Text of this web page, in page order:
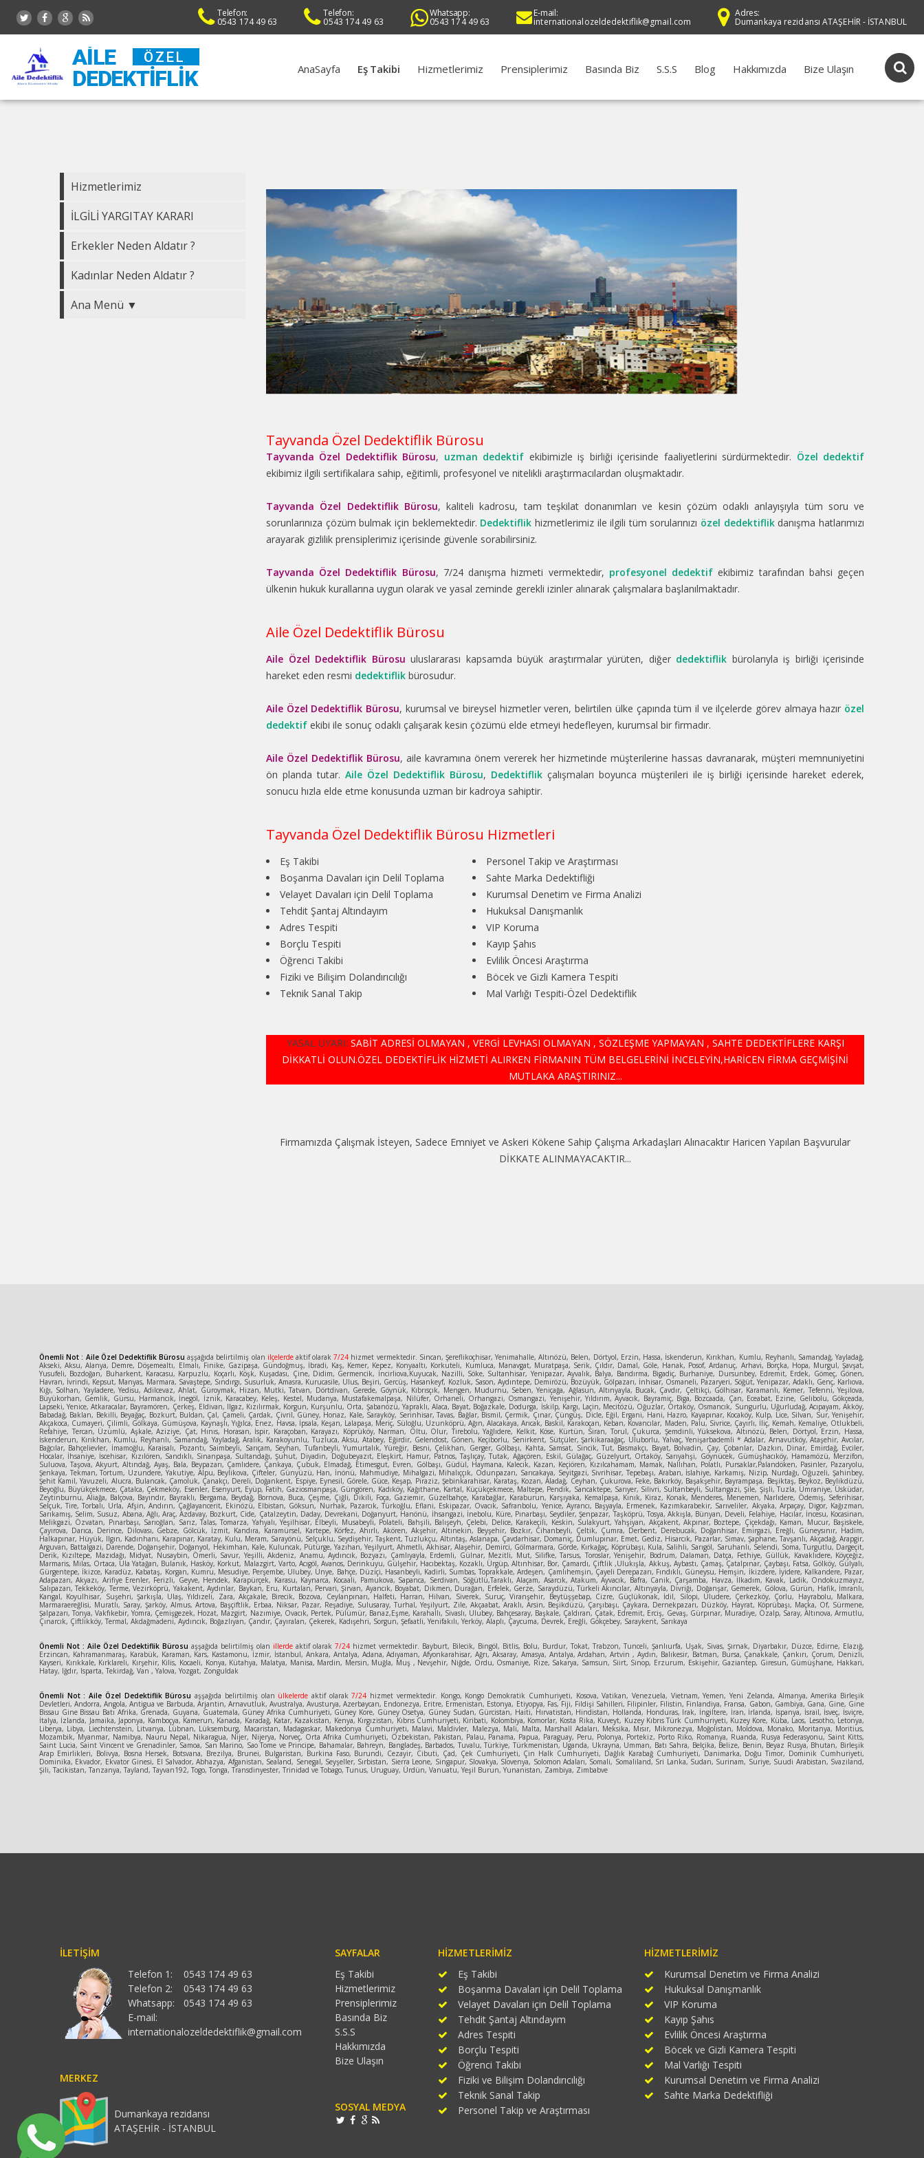
Telefon:
0543 174 49 63
Telefon:
0543 174 49 63
Whatsapp:
0543 174 49 63
E-mail:
internationalozeldedektiflik@gmail.com
Adres:
Dumankaya rezidansı ATAŞEHİR - İSTANBUL
AILE ÖZEL
DEDEKTIFLIK AnaSayfa Eş Takibi Hizmetlerimiz Prensiplerimiz Basında Biz S.S.S Blog Hakkımızda Bize Ulaşın
Hizmetlerimiz
İLGİLİ YARGITAY KARARI
Erkekler Neden Aldatır ?
Kadınlar Neden Aldatır ?
Ana Menü ▼
Tayvanda Özel Dedektiflik Bürosu
Tayvanda Özel Dedektiflik Bürosu, uzman dedektif ekibimizle iş birliği içerisinde faaliyetlerini sürdürmektedir. Özel dedektif
ekibimiz ilgili sertifikalara sahip, eğitimli, profesyonel ve nitelikli araştırmacılardan oluşmaktadır.
Tayvanda Özel Dedektiflik Bürosu, kaliteli kadrosu, tam teşkilat donanımları ve kesin çözüm odaklı anlayışıyla tüm soru ve
sorunlarınıza çözüm bulmak için beklemektedir. Dedektiflik hizmetlerimiz ile ilgili tüm sorularınızı özel dedektiflikdanışma hatlarımızı
arayarak gizlilik prensiplerimiz içerisinde güvenle sorabilirsiniz.
Tayvanda Özel Dedektiflik Bürosu, 7/24 danışma hizmeti vermektedir, profesyonel dedektif ekibimiz tarafından bahsi geçen
ülkenin hukuk kurallarına uygun olarak ve yasal zeminde gerekli izinler alınarak çalışmalara başlanılmaktadır.
Aile Özel Dedektiflik Bürosu
Aile Özel Dedektiflik Bürosu uluslararası kapsamda büyük araştırmalar yürüten, diğer dedektiflik bürolarıyla iş birliği içerisinde
hareket eden resmi dedektiflik bürosudur.
Aile Özel Dedektiflik Bürosu, kurumsal ve bireysel hizmetler veren, belirtilen ülke çapında tüm il ve ilçelerde görev almaya hazır özel
dedektif ekibi ile sonuç odaklı çalışarak kesin çözümü elde etmeyi hedefleyen, kurumsal bir firmadır.
Aile Özel Dedektiflik Bürosu, aile kavramına önem vererek her hizmetinde müşterilerine hassas davranarak, müşteri memnuniyetini
ön planda tutar. Aile Özel Dedektiflik Bürosu, Dedektiflik çalışmaları boyunca müşterileri ile iş birliği içerisinde hareket ederek,
sonucu hızla elde etme konusunda uzman bir kadroya sahiptir.
Tayvanda Özel Dedektiflik Bürosu Hizmetleri
Eş Takibi
Boşanma Davaları için Delil Toplama
Velayet Davaları için Delil Toplama
Tehdit Şantaj Altındayım
Adres Tespiti
Borçlu Tespiti
Öğrenci Takibi
Fiziki ve Bilişim Dolandırıcılığı
Teknik Sanal Takip
Personel Takip ve Araştırması
Sahte Marka Dedektifliği
Kurumsal Denetim ve Firma Analizi
Hukuksal Danışmanlık
VIP Koruma
Kayıp Şahıs
Evlilik Öncesi Araştırma
Böcek ve Gizli Kamera Tespiti
Mal Varlığı Tespiti-Özel Dedektiflik
YASAL UYARI: SABİT ADRESİ OLMAYAN , VERGİ LEVHASI OLMAYAN , SÖZLEŞME YAPMAYAN , SAHTE DEDEKTİFLERE KARŞI
DİKKATLİ OLUN.ÖZEL DEDEKTİFLİK HİZMETİ ALIRKEN FİRMANIN TÜM BELGELERİNİ İNCELEYİN,HARİCEN FİRMA GEÇMİŞİNİ
MUTLAKA ARAŞTIRINIZ...
Firmamızda Çalışmak İsteyen, Sadece Emniyet ve Askeri Kökene Sahip Çalışma Arkadaşları Alınacaktır Haricen Yapılan Başvurular
DİKKATE ALINMAYACAKTIR...
Önemli Not : Aile Özel Dedektiflik Bürosu aşşağıda belirtilmiş olan ilçelerdeaktif olarak7/24 hizmet vermektedir. Sincan, Şereflikoçhisar, Yenimahalle, Altınözü, Belen, Dörtyol, Erzin, Hassa, İskenderun, Kırıkhan, Kumlu, Reyhanlı, Samandağ, Yayladağ,
Akseki, Aksu, Alanya, Demre, Döşemealtı, Elmalı, Finike, Gazipaşa, Gündoğmuş, İbradi, Kaş, Kemer, Kepez, Konyaaltı, Korkuteli, Kumluca, Manavgat, Muratpaşa, Serik, Çıldır, Damal, Göle, Hanak, Posof, Ardanuç, Arhavi, Borçka, Hopa, Murgul, Şavşat,
Yusufeli, Bozdoğan, Buharkent, Karacasu, Karpuzlu, Koçarlı, Köşk, Kuşadası, Çine, Didim, Germencik, İncirliova,Kuyucak, Nazilli, Söke, Sultanhisar, Yenipazar, Ayvalık, Balya, Bandırma, Bigadiç, Burhaniye, Dursunbey, Edremit, Erdek, Gömeç, Gönen,
Havran, İvrindi, Kepsut, Manyas, Marmara, Savaştepe, Sındırgı, Susurluk, Amasra, Kurucasile, Ulus, Beşiri, Gercüş, Hasankeyf, Kozluk, Sason, Aydıntepe, Demirözü, Bozüyük, Gölpazarı, İnhisar, Osmaneli, Pazaryeri, Söğüt, Yenipazar, Adaklı, Genç, Karlıova,
Kığı, Solhan, Yayladere, Yedisu, Adilcevaz, Ahlat, Güroymak, Hizan, Mutki, Tatvan, Dörtdivan, Gerede, Göynük, Kıbrısçık, Mengen, Mudurnu, Seben, Yeniçağa, Ağlasun, Altınyayla, Bucak, Çavdır, Çeltikçi, Gölhisar, Karamanlı, Kemer, Tefenni, Yeşilova,
Büyükorhan, Gemlik, Gürsu, Harmancık, İnegöl, İznik, Karacabey, Keleş, Kestel, Mudanya, Mustafakemalpaşa, Nilüfer, Orhaneli, Orhangazi, Osmangazi, Yenişehir, Yıldırım, Ayvacık, Bayramiç, Biga, Bozcaada, Çan, Eceabat, Ezine, Gelibolu, Gökçeada,
Lapseki, Yenice, Atkaracalar, Bayramören, Çerkeş, Eldivan, Ilgaz, Kızılırmak, Korgun, Kurşunlu, Orta, Şabanözü, Yapraklı, Alaca, Bayat, Boğazkale, Dodurga, İskilp, Kargı, Laçin, Mecitözü, Oğuzlar, Ortaköy, Osmancık, Sungurlu, Uğurludağ, Acıpayam, Akköy,
Babadağ, Baklan, Bekilli, Beyağaç, Bozkurt, Buldan, Çal, Çameli, Çardak, Çivril, Güney, Honaz, Kale, Sarayköy, Serinhisar, Tavas, Bağlar, Bismil, Çermik, Çınar, Çüngüş, Dicle, Eğil, Ergani, Hani, Hazro, Kayapınar, Kocaköy, Kulp, Lice, Silvan, Sur, Yenişehir,
Akçakoca, Cumayeri, Çilimli, Gölkaya, Gümüşova, Kaynaşlı, Yığılca, Enez, Havsa, İpsala, Keşan, Lalapaşa, Meriç, Süloğlu, Uzunköprü, Ağın, Alacakaya, Arıcak, Baskil, Karakoçan, Keban, Kovancılar, Maden, Palu, Sivrice, Çayırlı, İliç, Kemah, Kemaliye, Otlukbeli,
Refahiye, Tercan, Üzümlü, Aşkale, Aziziye, Çat, Hınıs, Horasan, İspir, Karaçoban, Karayazı, Köprüköy, Narman, Oltu, Olur, Tirebolu, Yağlıdere, Kelkit, Köse, Kürtün, Siran, Torul, Çukurca, Şemdinli, Yüksekova, Altınözü, Belen, Dörtyol, Erzin, Hassa,
İskenderun, Kırıkhan, Kumlu, Reyhanlı, Samandağ, Yayladağ, Aralık, Karakoyunlu, Tuzluca, Aksu, Atabey, Eğirdir, Gelendost, Gönen, Keçiborlu, Senirkent, Sütçüler, Şarkikaraağaç, Uluborlu, Yalvaç, Yenişarbademli * Adalar, Arnavutköy, Ataşehir, Avcılar,
Bağcılar, Bahçelievler, İmamoğlu, Karaisalı, Pozantı, Saimbeyli, Sarıçam, Seyhan, Tufanbeyli, Yumurtalık, Yüreğir, Besni, Çelikhan, Gerger, Gölbaşı, Kahta, Samsat, Sincik, Tut, Basmakçı, Bayat, Bolvadin, Çay, Çobanlar, Dazkırı, Dinar, Emirdağ, Evciler,
Hocalar, İhsaniye, İscehisar, Kızılören, Sandıklı, Sinanpaşa, Sultandağı, Şuhut, Diyadin, Doğubeyazıt, Eleşkirt, Hamur, Patnos, Taşlıçay, Tutak, Ağaçören, Eskil, Gülağaç, Güzelyurt, Ortaköy, Sarıyahşi, Göynücek, Gümüşhacıköy, Hamamözü, Merzifon,
Suluova, Taşova, Akyurt, Altındağ, Ayaş, Bala, Beypazarı, Çamlıdere, Çankaya, Çubuk, Elmadağ, Etimesgut, Evren, Gölbaşı, Güdül, Haymana, Kalecik, Kazan, Keçiören, Kızılcahamam, Mamak, Nallıhan, Polatlı, Pursaklar,Palandöken, Pasinler, Pazaryolu,
Şenkaya, Tekman, Tortum, Uzundere, Yakutiye, Alpu, Beylikova, Çifteler, Günyüzü, Han, İnönü, Mahmudiye, Mihalgazi, Mihalıççık, Odunpazarı, Sarıcakaya, Seyitgazi, Sivrihisar, Tepebaşı, Araban, İslahiye, Karkamış, Nizip, Nurdağı, Oğuzeli, Şahinbey,
Şehit Kamil, Yavuzeli, Alucra, Bulancak, Çamoluk, Çanakçı, Dereli, Doğankent, Espiye, Eynesil, Görele, Güce, Keşap, Piraziz, Şebinkarahisar, Karataş, Kozan, Aladağ, Ceyhan, Çukurova, Feke, Bakırköy, Başakşehir, Bayrampaşa, Beşiktaş, Beykoz, Beylikdüzü,
Beyoğlu, Büyükçekmece, Çatalca, Çekmeköy, Esenler, Esenyurt, Eyüp, Fatih, Gaziosmanpaşa, Güngören, Kadıköy, Kağıthane, Kartal, Küçükçekmece, Maltepe, Pendik, Sancaktepe, Sarıyer, Silivri, Sultanbeyli, Sultangazi, Şile, Şişli, Tuzla, Ümraniye, Üsküdar,
Zeytinburnu, Aliağa, Balçova, Bayındır, Bayraklı, Bergama, Beydağ, Bornova, Buca, Çeşme, Çiğli, Dikili, Foça, Gaziemir, Güzelbahçe, Karabağlar, Karaburun, Karşıyaka, Kemalpaşa, Kınık, Kiraz, Konak, Menderes, Menemen, Narlıdere, Ödemiş, Seferihisar,
Selçuk, Tire, Torbalı, Urla, Afşin, Andırın, Çağlayancerit, Ekinözü, Elbistan, Göksun, Nurhak, Pazarcık, Türkoğlu, Eflani, Eskipazar, Ovacık, Safranbolu, Yenice, Ayrancı, Başyayla, Ermenek, Kazımkarabekir, Sarıveliler, Akyaka, Arpaçay, Digor, Kağızman,
Sarıkamış, Selim, Susuz, Abana, Ağlı, Araç, Azdavay, Bozkurt, Cide, Çatalzeytin, Daday, Devrekani, Doğanyurt, Hanönü, İhsangazi, İnebolu, Küre, Pınarbaşı, Seydiler, Şenpazar, Taşköprü, Tosya, Akkışla, Bünyan, Develi, Felahiye, Hacılar, İncesu, Kocasinan,
Melikgazi, Özvatan, Pınarbaşı, Sarıoğlan, Sarız, Talas, Tomarza, Yahyalı, Yeşilhisar, Elbeyli, Musabeyli, Polateli, Bahşili, Balışeyh, Çelebi, Delice, Karakeçili, Keskin, Sulakyurt, Yahşiyan, Akçakent, Akpınar, Boztepe, Çiçekdağı, Kaman, Mucur, Başiskele,
Çayırova, Darıca, Derince, Dilovası, Gebze, Gölcük, İzmit, Kandıra, Karamürsel, Kartepe, Körfez, Ahırlı, Akören, Akşehir, Altınekin, Beyşehir, Bozkır, Cihanbeyli, Çeltik, Çumra, Derbent, Derebucak, Doğanhisar, Emirgazi, Ereğli, Güneysınır, Hadim,
Halkapınar, Hüyük, Ilgın, Kadınhanı, Karapınar, Karatay, Kulu, Meram, Sarayönü, Selçuklu, Seydişehir, Taşkent, Tuzlukçu, Altıntaş, Aslanapa, Çavdarhisar, Domaniç, Dumlupınar, Emet, Gediz, Hisarcık, Pazarlar, Simav, Şaphane, Tavşanlı, Akçadağ, Arapgir,
Arguvan, Battalgazi, Darende, Doğanşehir, Doğanyol, Hekimhan, Kale, Kuluncak, Pütürge, Yazıhan, Yeşilyurt, Ahmetli, Akhisar, Alaşehir, Demirci, Gölmarmara, Görde, Kırkağaç, Köprübaşı, Kula, Salihli, Sarıgöl, Saruhanlı, Selendi, Soma, Turgutlu, Dargeçit,
Derik, Kızıltepe, Mazıdağı, Midyat, Nusaybin, Ömerli, Savur, Yeşilli, Akdeniz, Anamu, Aydıncık, Bozyazı, Çamlıyayla, Erdemli, Gülnar, Mezitli, Mut, Silifke, Tarsus, Toroslar, Yenişehir, Bodrum, Dalaman, Datça, Fethiye, Güllük, Kavaklıdere, Köyçeğiz,
Marmaris, Milas, Ortaca, Ula Yatağan, Bulanık, Hasköy, Korkut, Malazgirt, Varto, Acıgöl, Avanos, Derinkuyu, Gülşehir, Hacıbektaş, Kozaklı, Ürgüp, Altınhisar, Bor, Çamardı, Çiftlik ,Ulukışla, Akkuş, Aybastı, Çamaş, Çatalpınar, Çaybaşı, Fatsa, Gölköy, Gülyalı,
Gürgentepe, İkizce, Karadüz, Kabataş, Korgan, Kumru, Mesudiye, Perşembe, Ulubey, Ünye, Bahçe, Düziçi, Hasanbeyli, Kadirli, Sumbas, Toprakkale, Ardeşen, Çamlıhemşin, Çayeli Derepazarı, Fındıklı, Güneysu, Hemşin, İkizdere, İyidere, Kalkandere, Pazar,
Adapazarı, Akyazı, Arifiye Erenler, Ferizli, Geyve, Hendek, Karapürçek, Karasu, Kaynarca, Kocaali, Pamukova, Sapanca, Serdivan, Söğütlü,Taraklı, Alaçam, Asarcık, Atakum, Ayvacık, Bafra, Canik, Çarşamba, Havza, İlkadım, Kavak, Ladik, Ondokuzmayız,
Salıpazarı, Tekkeköy, Terme, Vezirköprü, Yakakent, Aydınlar, Baykan, Eru, Kurtalan, Pervari, Şirvan, Ayancık, Boyabat, Dikmen, Durağan, Erfelek, Gerze, Saraydüzü, Türkeli Akıncılar, Altınyayla, Divriği, Doğanşar, Gemerek, Gölova, Gürün, Hafik, İmranlı,
Kangal, Koyulhisar, Suşehri, Şarkışla, Ulaş, Yıldızeli, Zara, Akçakale, Birecik, Bozova, Ceylanpınarı, Halfeti, Harran, Hilvan, Siverek, Suruç, Viranşehir, Beytüşşebap, Cizre, Güçlükonak, İdil, Silopi, Uludere, Çerkezköy, Çorlu, Hayrabolu, Malkara,
Marmaraereğlisi, Muratlı, Saray, Şarköy, Almus, Artova, Başçiftlik, Erbaa, Niksar, Pazar, Reşadiye, Sulusaray, Turhal, Yeşilyurt, Zile, Akçaabat, Araklı, Arsin, Beşikdüzü, Çarşıbaşı, Çaykara, Dernekpazarı, Düzköy, Hayrat, Köprübaşı, Maçka, Of, Sürmene,
Şalpazarı, Tonya, Vakfıkebir, Yomra, Çemişgezek, Hozat, Mazgirt, Nazımiye, Ovacık, Pertek, Pülümür, Banaz,Eşme, Karahallı, Sivaslı, Ulubey, Bahçesaray, Başkale, Çaldıran, Çatak, Edremit, Erciş, Gevaş, Gürpınar, Muradiye, Özalp, Saray, Altınova, Armutlu,
Çınarcık, Çiftlikköy, Termal, Akdağmadeni, Aydıncık, Boğazlıyan, Çandır, Çayıralan, Çekerek, Kadışehri, Sorgun, Şefaatli, Yenifakılı, Yerköy, Alaplı, Çaycuma, Devrek, Ereğli, Gökçebey, Saraykent, Sarıkaya
Önemli Not : Aile Özel Dedektiflik Bürosu aşşağıda belirtilmiş olan illerde aktif olarak 7/24 hizmet vermektedir. Bayburt, Bilecik, Bingöl, Bitlis, Bolu, Burdur, Tokat, Trabzon, Tunceli, Şanlıurfa, Uşak, Sivas, Şırnak, Diyarbakır, Düzce, Edirne, Elazığ,
Erzincan, Kahramanmaraş, Karabük, Karaman, Kars, Kastamonu, İzmir, İstanbul, Ankara, Antalya, Adana, Adıyaman, Afyonkarahisar, Ağrı, Aksaray, Amasya, Antalya, Ardahan, Artvin , Aydın, Balıkesir, Batman, Bursa, Çanakkale, Çankırı, Çorum, Denizli,
Kayseri, Kırıkkale, Kırklareli, Kırşehir, Kilis, Kocaeli, Konya, Kütahya, Malatya, Manisa, Mardin, Mersin, Muğla, Muş , Nevşehir, Niğde, Ordu, Osmaniye, Rize, Sakarya, Samsun, Siirt, Sinop, Erzurum, Eskişehir, Gaziantep, Giresun, Gümüşhane, Hakkari,
Hatay, Iğdır, Isparta, Tekirdağ, Van , Yalova, Yozgat, Zonguldak
Önemli Not : Aile Özel Dedektiflik Bürosu aşşağıda belirtilmiş olan ülkelerde aktif olarak7/24 hizmet vermektedir. Kongo, Kongo Demokratik Cumhuriyeti, Kosova, Vatikan, Venezuela, Vietnam, Yemen, Yeni Zelanda, Almanya, Amerika Birleşik
Devletleri, Andorra, Angola, Antigua ve Barbuda, Arjantin, Arnavutluk, Avustralya, Avusturya, Azerbaycan, Endonezya, Eritre, Ermenistan, Estonya, Etiyopya, Fas, Fiji, Fildişi Sahilleri, Filipinler, Filistin, Finlandiya, Fransa, Gabon, Gambiya, Gana, Gine, Gine
Bissau Gine Bissau Batı Afrika, Grenada, Guyana, Guatemala, Güney Afrika Cumhuriyeti, Güney Kore, Güney Osetya, Güney Sudan, Gürcistan, Haiti, Hırvatistan, Hindistan, Hollanda, Honduras, Irak, İngiltere, İran, İrlanda, İspanya, İsrail, İsveç, İsviçre,
İtalya, İzlanda, Jamaika, Japonya, Kamboçya, Kamerun, Kanada, Karadağ, Katar, Kazakistan, Kenya, Kırgızistan, Kıbrıs Cumhuriyeti, Kiribati, Kolombiya, Komorlar, Kosta Rika, Kuveyt, Kuzey Kıbrıs Türk Cumhuriyeti, Kuzey Kore, Küba, Laos, Lesotho, Letonya,
Liberya, Libya, Liechtenstein, Litvanya, Lübnan, Lüksemburg, Macaristan, Madagaskar, Makedonya Cumhuriyeti, Malavi, Maldivler, Malezya, Mali, Malta, Marshall Adaları, Meksika, Mısır, Mikronezya, Moğolistan, Moldova, Monako, Moritanya, Moritius,
Mozambik, Myanmar, Namibya, Nauru Nepal, Nikaragua, Nijer, Nijerya, Norveç, Orta Afrika Cumhuriyeti, Özbekistan, Pakistan, Palau, Panama, Papua, Paraguay, Peru, Polonya, Portekiz, Porto Riko, Romanya, Ruanda, Rusya Federasyonu, Saint Kitts,
Saint Lucia, Saint Vincent ve Grenadinler, Samoa, San Marino, Sao Tome ve Principe, Bahamalar, Bahreyn, Bangladeş, Barbados, Tuvalu, Türkiye, Türkmenistan, Uganda, Ukrayna, Umman, Batı Sahra, Belçika, Belize, Benin, Beyaz Rusya, Bhutan, Birleşik
Arap Emirlikleri, Bolivya, Bosna Hersek, Botsvana, Brezilya, Brunei, Bulgaristan, Burkina Faso, Burundi, Cezayir, Cibuti, Çad, Çek Cumhuriyeti, Çin Halk Cumhuriyeti, Dağlık Karabağ Cumhuriyeti, Danimarka, Doğu Timor, Dominik Cumhuriyeti,
Dominika, Ekvador, Ekvator Ginesi, El Salvador, Abhazya, Afganistan, Sealand, Senegal, Seyşeller, Sırbistan, Sierra Leone, Singapur, Slovakya, Slovenya, Solomon Adaları, Somali, Somaliland, Sri Lanka, Sudan, Surinam, Suriye, Suudi Arabistan, Svaziland,
Şili, Tacikistan, Tanzanya, Tayland, Tayvan192, Togo, Tonga, Transdinyester, Trinidad ve Tobago, Tunus, Uruguay, Ürdün, Vanuatu, Yeşil Burun, Yunanistan, Zambiya, Zimbabve
İLETIŞIM
Telefon 1:
0543 174 49 63
Telefon 2:
0543 174 49 63
Whatsapp:
0543 174 49 63
E-mail:
internationalozeldedektiflik@gmail.com
MERKEZ
Dumankaya rezidansı
ATAŞEHİR - İSTANBUL
SAYFALAR
Eş Takibi
Hizmetlerimiz
Prensiplerimiz
Basında Biz
S.S.S
Hakkımızda
Bize Ulaşın
SOSYAL MEDYA
HIZMETLERIMIZ
Eş Takibi
Boşanma Davaları için Delil Toplama
Velayet Davaları için Delil Toplama
Tehdit Şantaj Altındayım
Adres Tespiti
Borçlu Tespiti
Öğrenci Takibi
Fiziki ve Bilişim Dolandırıcılığı
Teknik Sanal Takip
Personel Takip ve Araştırması
HIZMETLERIMIZ
Kurumsal Denetim ve Firma Analizi
Hukuksal Danışmanlık
VIP Koruma
Kayıp Şahıs
Evlilik Öncesi Araştırma
Böcek ve Gizli Kamera Tespiti
Mal Varlığı Tespiti
Kurumsal Denetim ve Firma Analizi
Sahte Marka Dedektifliği